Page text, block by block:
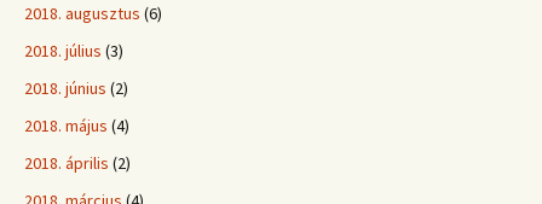
2018. augusztus (6)
2018. július (3)
2018. június (2)
2018. május (4)
2018. április (2)